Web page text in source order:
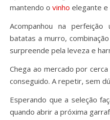
mantendo o vinho elegante e
Acompanhou na
batatas a murro,
surpreende pela leveza e
Chega ao mercado por
conseguido. A repetir, sem
Esperando que a seleção
quando abrir a próxima